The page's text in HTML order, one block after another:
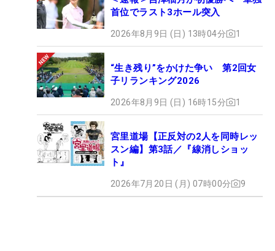
首位でラスト3ホール突入
2026年8月9日 (日) 13時04分 1
“生き残り”をかけた争い 第2回女
子リランキング2026
2026年8月9日 (日) 16時15分 1
宮里道場【正反対の2人を同時レッ
スン編】第3話／『線消しショッ
ト』
2026年7月20日 (月) 07時00分 9